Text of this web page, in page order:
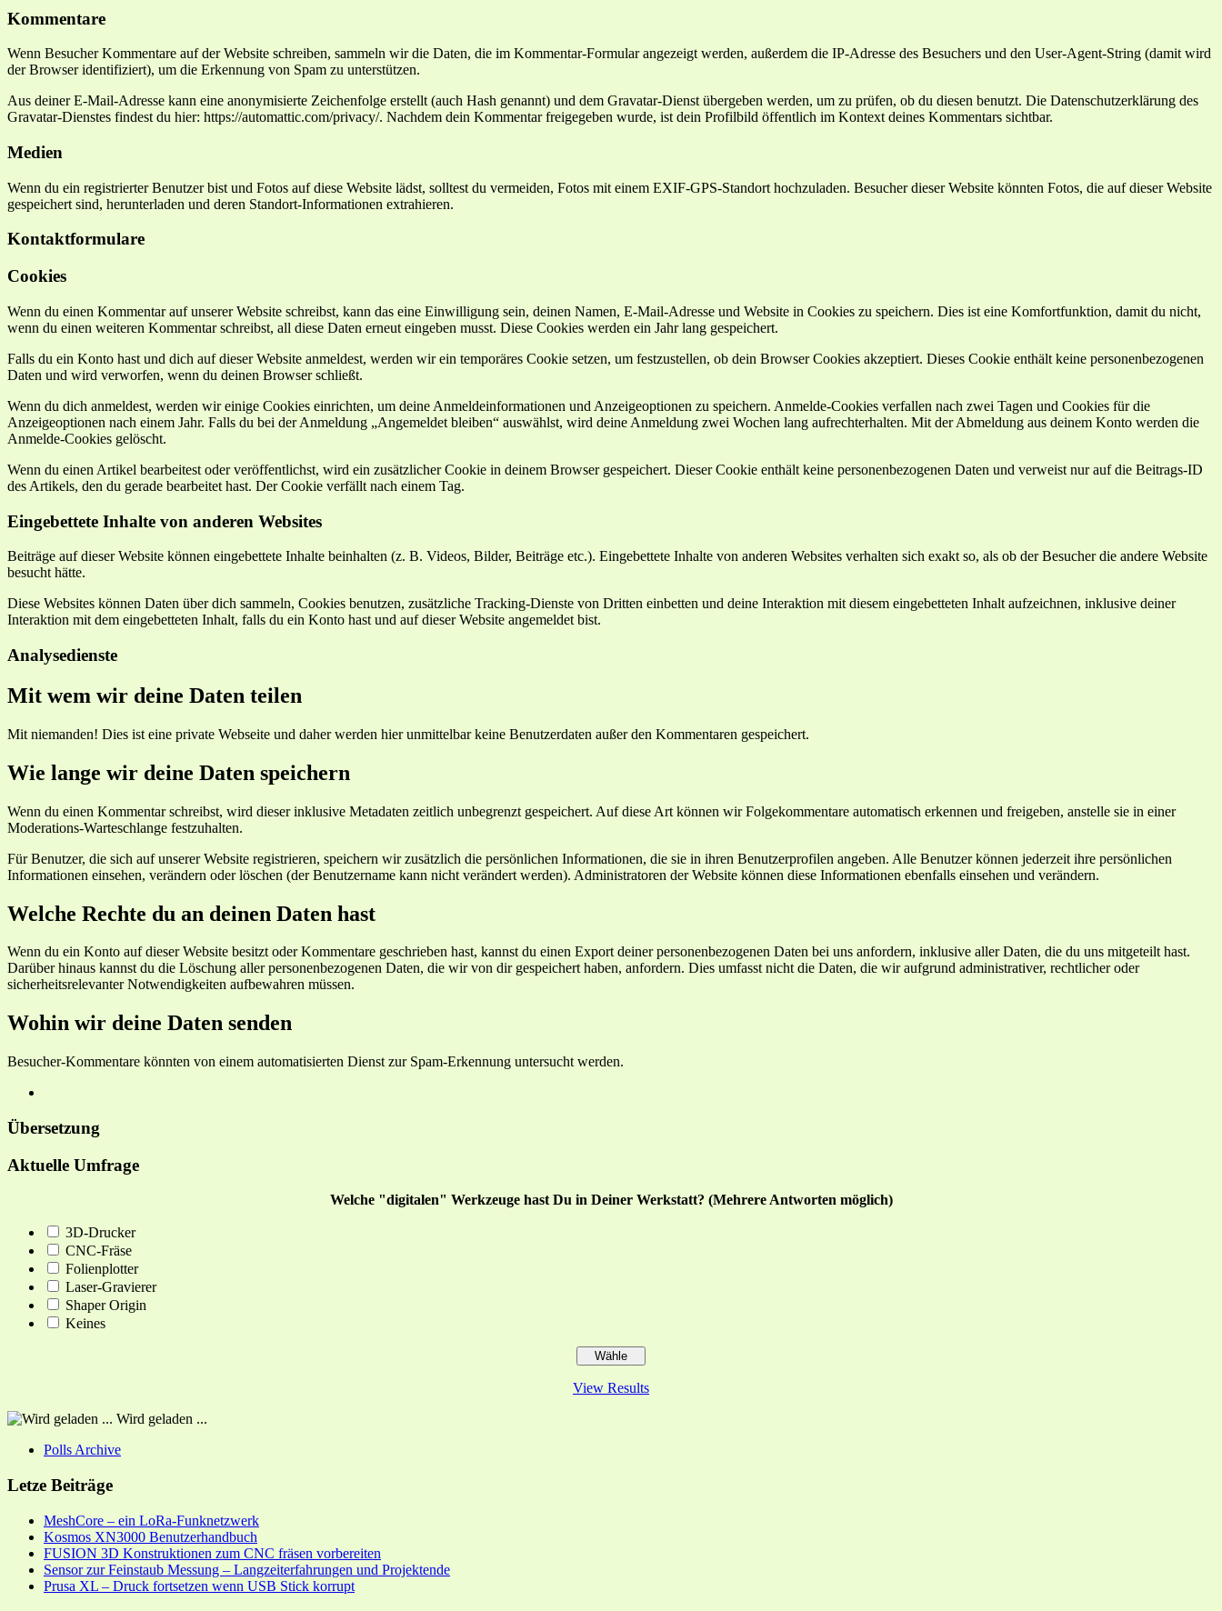
Kommentare
Wenn Besucher Kommentare auf der Website schreiben, sammeln wir die Daten, die im Kommentar-Formular angezeigt werden, außerdem die IP-Adresse des Besuchers und den User-Agent-String (damit wird
der Browser identifiziert), um die Erkennung von Spam zu unterstützen.
Aus deiner E-Mail-Adresse kann eine anonymisierte Zeichenfolge erstellt (auch Hash genannt) und dem Gravatar-Dienst übergeben werden, um zu prüfen, ob du diesen benutzt. Die Datenschutzerklärung des
Gravatar-Dienstes findest du hier: https://automattic.com/privacy/. Nachdem dein Kommentar freigegeben wurde, ist dein Profilbild öffentlich im Kontext deines Kommentars sichtbar.
Medien
Wenn du ein registrierter Benutzer bist und Fotos auf diese Website lädst, solltest du vermeiden, Fotos mit einem EXIF-GPS-Standort hochzuladen. Besucher dieser Website könnten Fotos, die auf dieser Website
gespeichert sind, herunterladen und deren Standort-Informationen extrahieren.
Kontaktformulare
Cookies
Wenn du einen Kommentar auf unserer Website schreibst, kann das eine Einwilligung sein, deinen Namen, E-Mail-Adresse und Website in Cookies zu speichern. Dies ist eine Komfortfunktion, damit du nicht,
wenn du einen weiteren Kommentar schreibst, all diese Daten erneut eingeben musst. Diese Cookies werden ein Jahr lang gespeichert.
Falls du ein Konto hast und dich auf dieser Website anmeldest, werden wir ein temporäres Cookie setzen, um festzustellen, ob dein Browser Cookies akzeptiert. Dieses Cookie enthält keine personenbezogenen
Daten und wird verworfen, wenn du deinen Browser schließt.
Wenn du dich anmeldest, werden wir einige Cookies einrichten, um deine Anmeldeinformationen und Anzeigeoptionen zu speichern. Anmelde-Cookies verfallen nach zwei Tagen und Cookies für die
Anzeigeoptionen nach einem Jahr. Falls du bei der Anmeldung „Angemeldet bleiben“ auswählst, wird deine Anmeldung zwei Wochen lang aufrechterhalten. Mit der Abmeldung aus deinem Konto werden die
Anmelde-Cookies gelöscht.
Wenn du einen Artikel bearbeitest oder veröffentlichst, wird ein zusätzlicher Cookie in deinem Browser gespeichert. Dieser Cookie enthält keine personenbezogenen Daten und verweist nur auf die Beitrags-ID
des Artikels, den du gerade bearbeitet hast. Der Cookie verfällt nach einem Tag.
Eingebettete Inhalte von anderen Websites
Beiträge auf dieser Website können eingebettete Inhalte beinhalten (z. B. Videos, Bilder, Beiträge etc.). Eingebettete Inhalte von anderen Websites verhalten sich exakt so, als ob der Besucher die andere Website
besucht hätte.
Diese Websites können Daten über dich sammeln, Cookies benutzen, zusätzliche Tracking-Dienste von Dritten einbetten und deine Interaktion mit diesem eingebetteten Inhalt aufzeichnen, inklusive deiner
Interaktion mit dem eingebetteten Inhalt, falls du ein Konto hast und auf dieser Website angemeldet bist.
Analysedienste
Mit wem wir deine Daten teilen
Mit niemanden! Dies ist eine private Webseite und daher werden hier unmittelbar keine Benutzerdaten außer den Kommentaren gespeichert.
Wie lange wir deine Daten speichern
Wenn du einen Kommentar schreibst, wird dieser inklusive Metadaten zeitlich unbegrenzt gespeichert. Auf diese Art können wir Folgekommentare automatisch erkennen und freigeben, anstelle sie in einer
Moderations-Warteschlange festzuhalten.
Für Benutzer, die sich auf unserer Website registrieren, speichern wir zusätzlich die persönlichen Informationen, die sie in ihren Benutzerprofilen angeben. Alle Benutzer können jederzeit ihre persönlichen
Informationen einsehen, verändern oder löschen (der Benutzername kann nicht verändert werden). Administratoren der Website können diese Informationen ebenfalls einsehen und verändern.
Welche Rechte du an deinen Daten hast
Wenn du ein Konto auf dieser Website besitzt oder Kommentare geschrieben hast, kannst du einen Export deiner personenbezogenen Daten bei uns anfordern, inklusive aller Daten, die du uns mitgeteilt hast.
Darüber hinaus kannst du die Löschung aller personenbezogenen Daten, die wir von dir gespeichert haben, anfordern. Dies umfasst nicht die Daten, die wir aufgrund administrativer, rechtlicher oder
sicherheitsrelevanter Notwendigkeiten aufbewahren müssen.
Wohin wir deine Daten senden
Besucher-Kommentare könnten von einem automatisierten Dienst zur Spam-Erkennung untersucht werden.
Übersetzung
Aktuelle Umfrage
Welche "digitalen" Werkzeuge hast Du in Deiner Werkstatt? (Mehrere Antworten möglich)
3D-Drucker
CNC-Fräse
Folienplotter
Laser-Gravierer
Shaper Origin
Keines
View Results
Wird geladen ...
Polls Archive
Letze Beiträge
MeshCore – ein LoRa-Funknetzwerk
Kosmos XN3000 Benutzerhandbuch
FUSION 3D Konstruktionen zum CNC fräsen vorbereiten
Sensor zur Feinstaub Messung – Langzeiterfahrungen und Projektende
Prusa XL – Druck fortsetzen wenn USB Stick korrupt